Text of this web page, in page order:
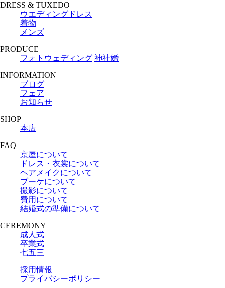
DRESS & TUXEDO
ウエディングドレス
着物
メンズ
PRODUCE
フォトウェディング 神社婚
INFORMATION
ブログ
フェア
お知らせ
SHOP
本店
FAQ
京屋について
ドレス・衣裳について
ヘアメイクについて
ブーケについて
撮影について
費用について
結婚式の準備について
CEREMONY
成人式
卒業式
七五三
採用情報
プライバシーポリシー